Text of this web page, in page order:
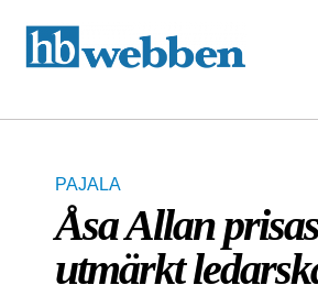
PAJALA
Åsa Allan
utmärkt